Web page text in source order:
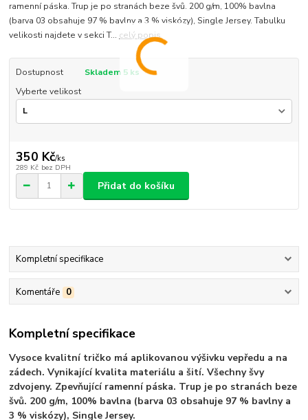
ramenní páska. Trup je po stranách beze švů. 200 g/m, 100% bavlna
(barva 03 obsahuje 97 % bavlny a 3 % viskózy), Single Jersey. Tabulku
velikosti najdete v sekci T... celý popis
Dostupnost
Skladem 5 ks
Vyberte velikost
350 Kč/ks
289 Kč bez DPH
Přidat do košíku
Kompletní specifikace
Komentáře 0
Kompletní specifikace
Vysoce kvalitní tričko má aplikovanou výšivku vepředu a na
zádech. Vynikající kvalita materiálu a šití. Všechny švy
zdvojeny. Zpevňující ramenní páska. Trup je po stranách beze
švů. 200 g/m, 100% bavlna (barva 03 obsahuje 97 % bavlny a
3 % viskózy), Single Jersey.